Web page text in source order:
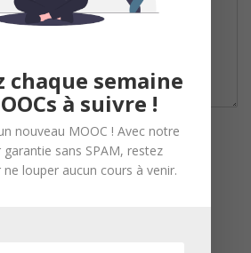
chaque semaine
à suivre !
nouveau MOOC ! Avec notre
sans SPAM, restez
louper aucun cours à venir.